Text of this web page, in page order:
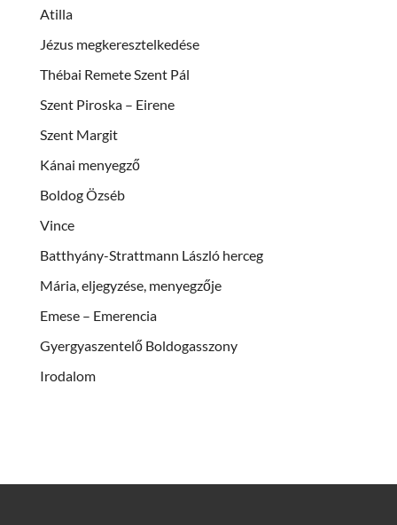
Atilla
Jézus megkeresztelkedése
Thébai Remete Szent Pál
Szent Piroska – Eirene
Szent Margit
Kánai menyegző
Boldog Özséb
Vince
Batthyány-Strattmann László herceg
Mária, eljegyzése, menyegzője
Emese – Emerencia
Gyergyaszentelő Boldogasszony
Irodalom